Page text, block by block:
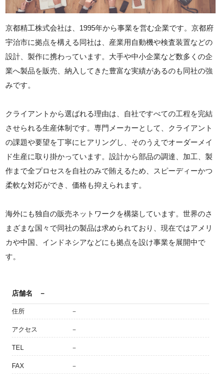
京都精工株式会社は、1995年から事業を営む企業です。京都府
宇治市に拠点を構える同社は、産業用自動機や検査装置などの
設計、製作に携わっています。大手や中小企業など数多くの企
業へ製品を販売、納入してきた豊富な実績があるのも同社の強
みです。
クライアントから選ばれる理由は、自社ですべての工程を完結
させられる生産体制です。専門メーカーとして、クライアント
の課題や要望を丁寧にヒアリングし、そのうえでオーダーメイ
ド生産に取り掛かっています。設計から部品の調達、加工、製
作まで全プロセスを自社のみで賄えるため、スピーディーかつ
柔軟な対応ができ、価格も抑えられます。
海外にも独自の販売ネットワークを構築しています。世界のさ
まざまな国々で同社の製品は求められており、現在ではアメリ
カや中国、インドネシアなどにも拠点を設け事業を展開中で
す。
店舗名 －
住所 －
アクセス －
TEL －
FAX －